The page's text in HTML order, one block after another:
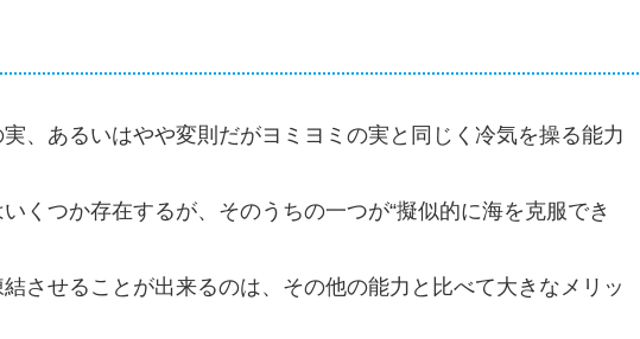
、あるいはやや変則だがヨミヨミの実と同じく冷気を操る能力
くつか存在するが、そのうちの一つが“擬似的に海を克服でき
させることが出来るのは、その他の能力と比べて大きなメリッ